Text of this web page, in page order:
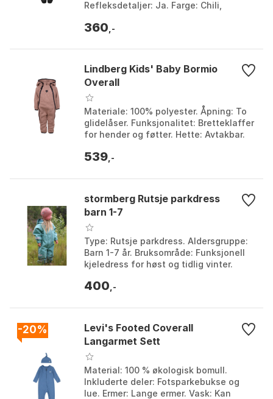
Refleksdetaljer: Ja. Farge: Chili,
360 ,-
Lindberg Kids' Baby Bormio
Overall
Materiale: 100% polyester. Åpning: To
glidelåser. Funksjonalitet: Bretteklaffer
for hender og føtter. Hette: Avtakbar.
8...
539 ,-
stormberg Rutsje parkdress
barn 1-7
Type: Rutsje parkdress. Aldersgruppe:
Barn 1-7 år. Bruksområde: Funksjonell
kjeledress for høst og tidlig vinter.
praktiske detalje...
400 ,-
-20%
Levi's Footed Coverall
Langarmet Sett
Material: 100 % økologisk bomull.
Inkluderte deler: Fotsparkebukse og
lue. Ermer: Lange ermer. Vask: Kan